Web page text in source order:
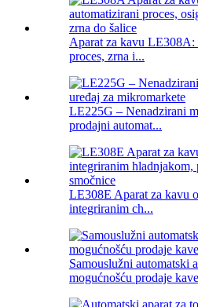
Aparat za kavu LE308A:
proces, zrna i...
LE225G – Nenadzirani
prodajni automat...
LE308E Aparat za kavu
integriranim ch...
Samouslužni automatski
mogućnošću prodaje kave